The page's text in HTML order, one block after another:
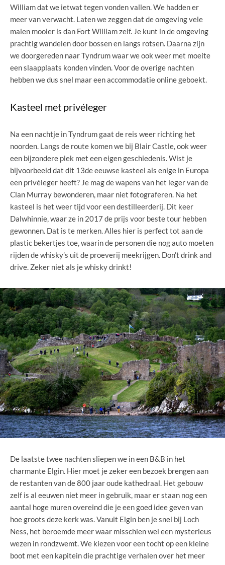
William dat we ietwat tegen vonden vallen. We hadden er
meer van verwacht. Laten we zeggen dat de omgeving vele
malen mooier is dan Fort William zelf. Je kunt in de omgeving
prachtig wandelen door bossen en langs rotsen. Daarna zijn
we doorgereden naar Tyndrum waar we ook weer met moeite
een slaapplaats konden vinden. Voor de overige nachten
hebben we dus snel maar een accommodatie online geboekt.
Kasteel met privéleger
Na een nachtje in Tyndrum gaat de reis weer richting het
noorden. Langs de route komen we bij Blair Castle, ook weer
een bijzondere plek met een eigen geschiedenis. Wist je
bijvoorbeeld dat dit 13de eeuwse kasteel als enige in Europa
een privéleger heeft? Je mag de wapens van het leger van de
Clan Murray bewonderen, maar niet fotograferen. Na het
kasteel is het weer tijd voor een destilleerderij. Dit keer
Dalwhinnie, waar ze in 2017 de prijs voor beste tour hebben
gewonnen. Dat is te merken. Alles hier is perfect tot aan de
plastic bekertjes toe, waarin de personen die nog auto moeten
rijden de whisky’s uit de proeverij meekrijgen. Don’t drink and
drive. Zeker niet als je whisky drinkt!
De laatste twee nachten sliepen we in een B&B in het
charmante Elgin. Hier moet je zeker een bezoek brengen aan
de restanten van de 800 jaar oude kathedraal. Het gebouw
zelf is al eeuwen niet meer in gebruik, maar er staan nog een
aantal hoge muren overeind die je een goed idee geven van
hoe groots deze kerk was. Vanuit Elgin ben je snel bij Loch
Ness, het beroemde meer waar misschien wel een mysterieus
wezen in rondzwemt. We kiezen voor een tocht op een kleine
boot met een kapitein die prachtige verhalen over het meer